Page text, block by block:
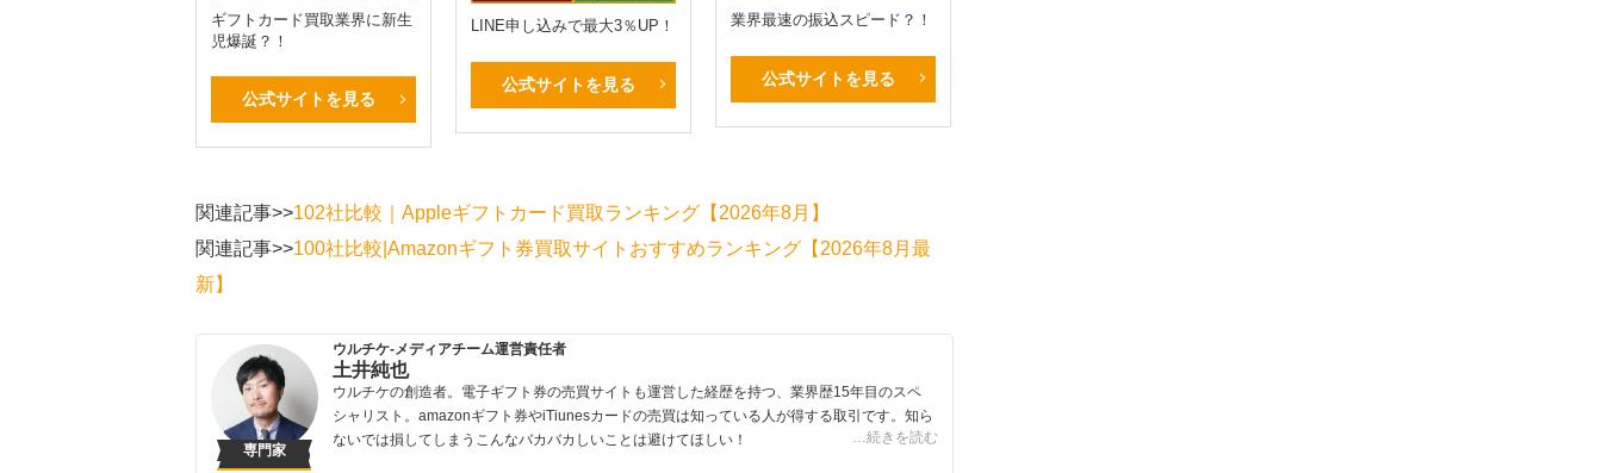
ギフトカード買取業界に新生
児爆誕？！
公式サイトを見る
LINE申し込みで最大3％UP！
公式サイトを見る
業界最速の振込スピード？！
公式サイトを見る
関連記事>>102社比較｜Appleギフトカード買取ランキング【2026年8月】
関連記事>>100社比較|Amazonギフト券買取サイトおすすめランキング【2026年8月最
新】
専門家
ウルチケ-メディアチーム運営責任者
土井純也
…続きを読む
ウルチケの創造者。電子ギフト券の売買サイトも運営した経歴を持つ、業界歴15年目のスペ
シャリスト。amazonギフト券やiTiunesカードの売買は知っている人が得する取引です。知ら
ないでは損してしまうこんなバカバカしいことは避けてほしい！